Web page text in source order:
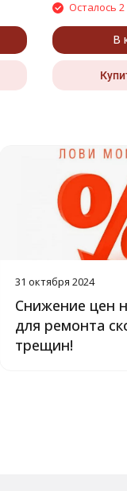
Осталось
В
31 октября 2024
Снижение цен
для ремонта
трещин!